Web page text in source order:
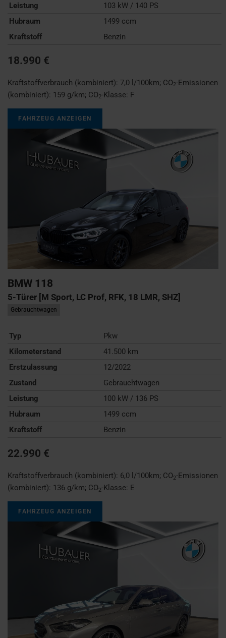
Leistung
103 kW / 140 PS
Hubraum
1499 ccm
Kraftstoff
Benzin
18.990 €
Kraftstoffverbrauch (kombiniert): 7,0 l/100km; CO2-Emissionen
(kombiniert): 159 g/km; CO2-Klasse: F
FAHRZEUG ANZEIGEN
BMW 118
5-Türer [M Sport, LC Prof, RFK, 18 LMR, SHZ]
Gebrauchtwagen
Typ
Pkw
Kilometerstand
41.500 km
Erstzulassung
12/2022
Zustand
Gebrauchtwagen
Leistung
100 kW / 136 PS
Hubraum
1499 ccm
Kraftstoff
Benzin
22.990 €
Kraftstoffverbrauch (kombiniert): 6,0 l/100km; CO2-Emissionen
(kombiniert): 136 g/km; CO2-Klasse: E
FAHRZEUG ANZEIGEN